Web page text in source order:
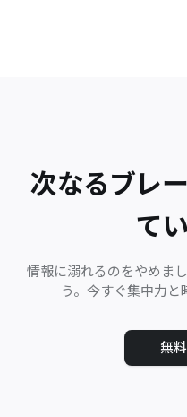
次なるブレ
て
情報に溺れるのをやめま
う。今すぐ集中力と
無